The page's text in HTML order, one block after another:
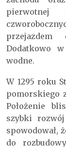
przejazdem
Dodatkowo
wodne.
W 1295 roku
pomorskiego
Położenie
szybki
spowodował,
do